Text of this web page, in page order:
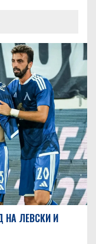
ЛЕВСКИ И